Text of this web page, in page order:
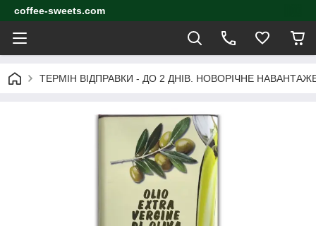
coffee-sweets.com
ТЕРМІН ВІДПРАВКИ - ДО 2 ДНІВ. НОВОРІЧНЕ